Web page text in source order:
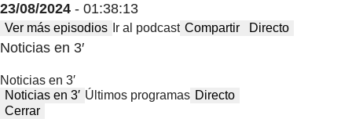
23/08/2024 - 01:38:13
Ver más episodios Ir al podcast Compartir Directo
Noticias en 3′
Noticias en 3′
Noticias en 3′ Últimos programas Directo
Cerrar